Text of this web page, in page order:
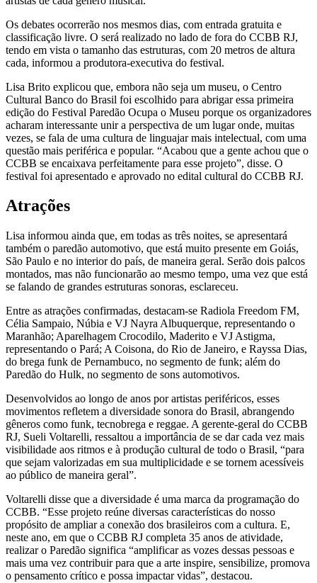
Os debates ocorrerão nos mesmos dias, com entrada gratuita e
classificação livre. O será realizado no lado de fora do CCBB RJ,
tendo em vista o tamanho das estruturas, com 20 metros de altura
cada, informou a produtora-executiva do festival.
Lisa Brito explicou que, embora não seja um museu, o Centro
Cultural Banco do Brasil foi escolhido para abrigar essa primeira
edição do Festival Paredão Ocupa o Museu porque os organizadores
acharam interessante unir a perspectiva de um lugar onde, muitas
vezes, se fala de uma cultura de linguajar mais intelectual, com uma
questão mais periférica e popular. “Acabou que a gente achou que o
CCBB se encaixava perfeitamente para esse projeto”, disse. O
festival foi apresentado e aprovado no edital cultural do CCBB RJ.
Atrações
Lisa informou ainda que, em todas as três noites, se apresentará
também o paredão automotivo, que está muito presente em Goiás,
São Paulo e no interior do país, de maneira geral. Serão dois palcos
montados, mas não funcionarão ao mesmo tempo, uma vez que está
se falando de grandes estruturas sonoras, esclareceu.
Entre as atrações confirmadas, destacam-se Radiola Freedom FM,
Célia Sampaio, Núbia e VJ Nayra Albuquerque, representando o
Maranhão; Aparelhagem Crocodilo, Maderito e VJ Astigma,
representando o Pará; A Coisona, do Rio de Janeiro, e Rayssa Dias,
do brega funk de Pernambuco, no segmento de funk; além do
Paredão do Hulk, no segmento de sons automotivos.
Desenvolvidos ao longo de anos por artistas periféricos, esses
movimentos refletem a diversidade sonora do Brasil, abrangendo
gêneros como funk, tecnobrega e reggae. A gerente-geral do CCBB
RJ, Sueli Voltarelli, ressaltou a importância de se dar cada vez mais
visibilidade aos ritmos e à produção cultural de todo o Brasil, “para
que sejam valorizadas em sua multiplicidade e se tornem acessíveis
ao público de maneira geral”.
Voltarelli disse que a diversidade é uma marca da programação do
CCBB. “Esse projeto reúne diversas características do nosso
propósito de ampliar a conexão dos brasileiros com a cultura. E,
neste ano, em que o CCBB RJ completa 35 anos de atividade,
realizar o Paredão significa “amplificar as vozes dessas pessoas e
mais uma vez contribuir para que a arte inspire, sensibilize, promova
o pensamento crítico e possa impactar vidas”, destacou.